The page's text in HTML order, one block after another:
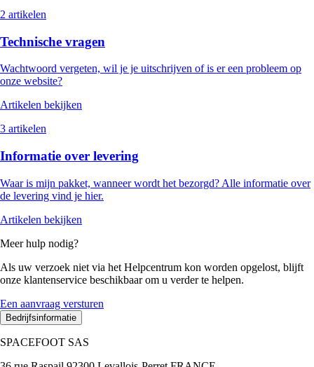
2 artikelen
Technische vragen
Wachtwoord vergeten, wil je je uitschrijven of is er een probleem op
onze website?
Artikelen bekijken
3 artikelen
Informatie over levering
Waar is mijn pakket, wanneer wordt het bezorgd? Alle informatie over
de levering vind je hier.
Artikelen bekijken
Meer hulp nodig?
Als uw verzoek niet via het Helpcentrum kon worden opgelost, blijft
onze klantenservice beschikbaar om u verder te helpen.
Een aanvraag versturen
Bedrijfsinformatie
SPACEFOOT SAS